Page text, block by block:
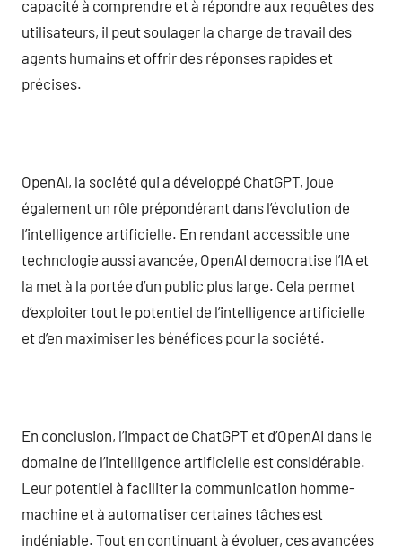
capacité à comprendre et à répondre aux requêtes des
utilisateurs, il peut soulager la charge de travail des
agents humains et offrir des réponses rapides et
précises.
OpenAI, la société qui a développé ChatGPT, joue
également un rôle prépondérant dans l’évolution de
l’intelligence artificielle. En rendant accessible une
technologie aussi avancée, OpenAI democratise l’IA et
la met à la portée d’un public plus large. Cela permet
d’exploiter tout le potentiel de l’intelligence artificielle
et d’en maximiser les bénéfices pour la société.
En conclusion, l’impact de ChatGPT et d’OpenAI dans le
domaine de l’intelligence artificielle est considérable.
Leur potentiel à faciliter la communication homme-
machine et à automatiser certaines tâches est
indéniable. Tout en continuant à évoluer, ces avancées